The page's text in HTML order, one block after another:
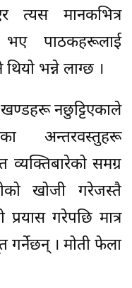
त्यस मानकभित्र
भए पाठकहरूलाई
भन्ने लाग्छ ।
नछुट्टिएकाले
अन्तरवस्तुहरू
समग्र
खोजी गरेजस्तै
प्रयास गरेपछि मात्र
। मोती फेला